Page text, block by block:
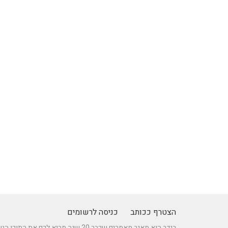
הצטרף ככותב כניסה לרשומים